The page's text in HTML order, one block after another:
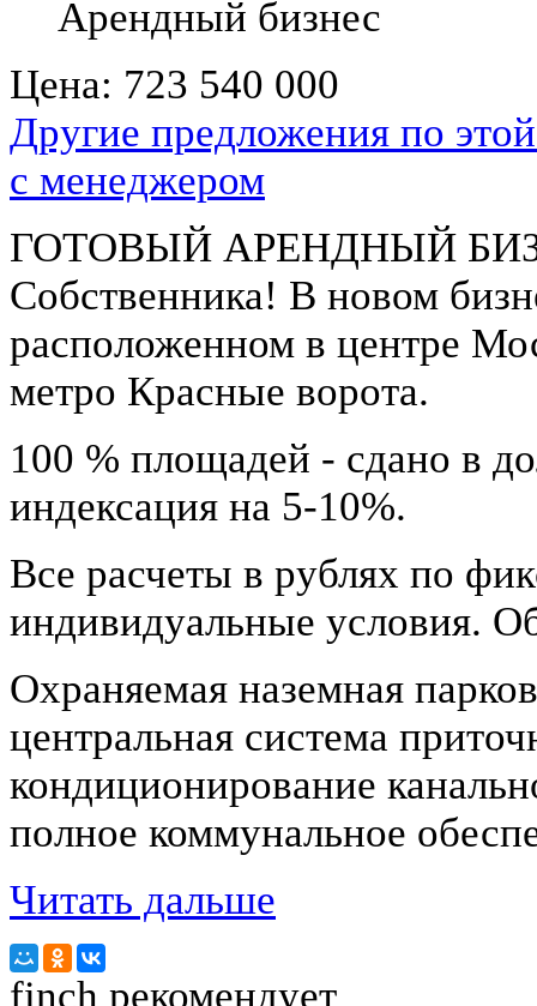
Арендный бизнес
Цена: 723 540 000
Другие предложения по
с менеджером
ГОТОВЫЙ АРЕНДНЫЙ
Собственника! В новом
расположенном в центре
метро Красные ворота.
100 % площадей - сдано в
индексация на 5-10%.
Все расчеты в рублях по
индивидуальные условия.
Охраняемая наземная
центральная система
кондиционирование
полное коммунальное
Читать дальше
finch рекомендует